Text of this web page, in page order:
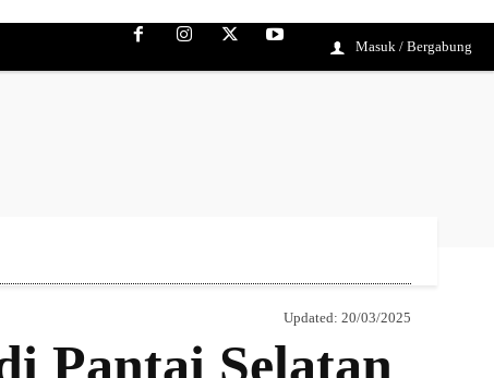
Masuk / Bergabung
Updated: 20/03/2025
Pantai Selatan